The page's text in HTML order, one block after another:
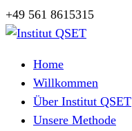
Zum
Inhalt
+49 561 8615315
Herzlich Willkommen
Home
Willkommen
Über Institut QSET
Unsere Methode